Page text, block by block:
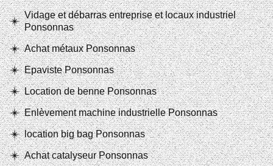
Vidage et débarras entreprise et locaux industriel
Ponsonnas
Achat métaux Ponsonnas
Epaviste Ponsonnas
Location de benne Ponsonnas
Enlèvement machine industrielle Ponsonnas
location big bag Ponsonnas
Achat catalyseur Ponsonnas